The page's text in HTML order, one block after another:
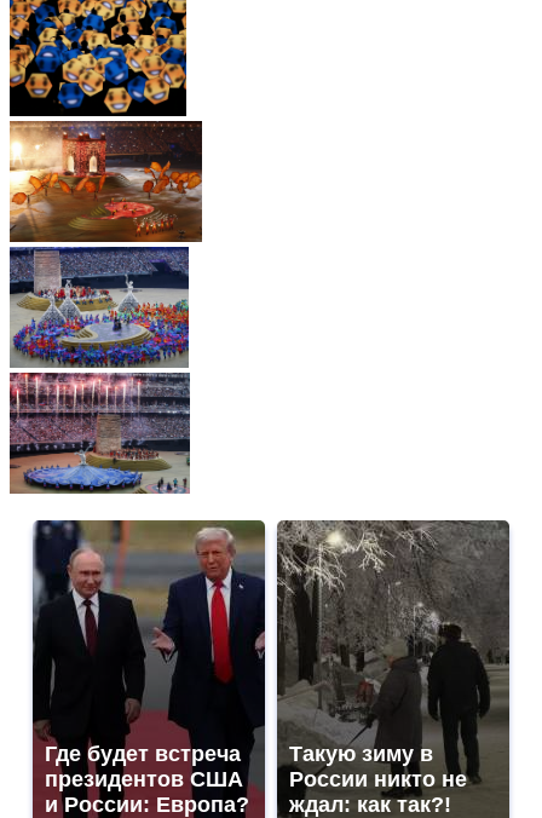
Где будет встреча
президентов США
и России: Европа?
Такую зиму в
России никто не
ждал: как так?!